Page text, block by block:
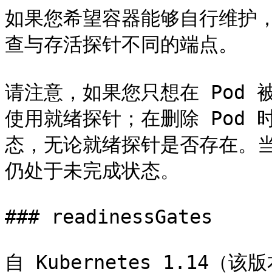
如果您希望容器能够自行维护
查与存活探针不同的端点。
请注意，如果您只想在 Pod
使用就绪探针；在删除 Pod
态，无论就绪探针是否存在
仍处于未完成状态。
### readinessGates
自 Kubernetes 1.14（该